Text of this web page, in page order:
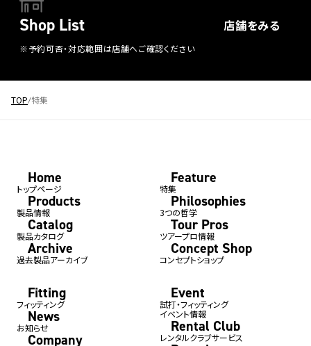
TOP 特集
Shop List 店舗をみる
※予約可否・対応範囲は店舗へご確認ください
Home
トップページ
Products
製品情報
Catalog
製品カタログ
Archive
過去製品アーカイブ
Feature
特集
Philosophies
3つの哲学
Tour Pros
ツアープロ情報
Concept Shop
コンセプトショップ
Fitting
フィッティング
News
お知らせ
Company
Event
試打・フィッティング
イベント情報
Rental Club
レンタルクラブサービス